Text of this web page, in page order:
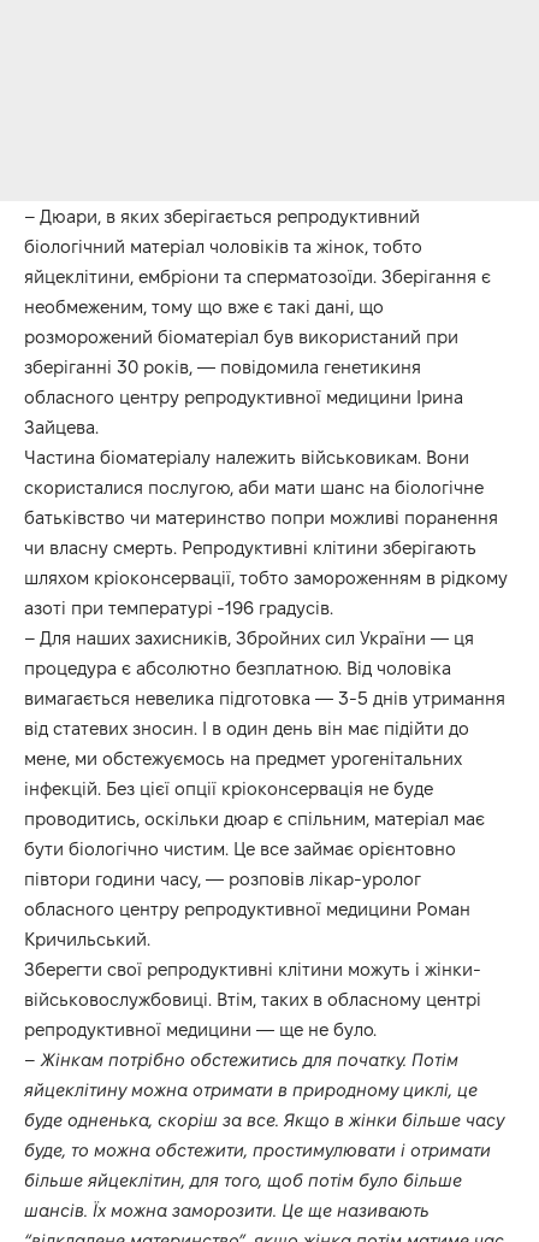
– Дюари, в яких зберігається репродуктивний
біологічний матеріал чоловіків та жінок, тобто
яйцеклітини, ембріони та сперматозоїди. Зберігання є
необмеженим, тому що вже є такі дані, що
розморожений біоматеріал був використаний при
зберіганні 30 років, — повідомила генетикиня
обласного центру репродуктивної медицини Ірина
Зайцева.
Частина біоматеріалу належить військовикам. Вони
скористалися послугою, аби мати шанс на біологічне
батьківство чи материнство попри можливі поранення
чи власну смерть. Репродуктивні клітини зберігають
шляхом кріоконсервації, тобто замороженням в рідкому
азоті при температурі -196 градусів.
– Для наших захисників, Збройних сил України — ця
процедура є абсолютно безплатною. Від чоловіка
вимагається невелика підготовка — 3-5 днів утримання
від статевих зносин. І в один день він має підійти до
мене, ми обстежуємось на предмет урогенітальних
інфекцій. Без цієї опції кріоконсервація не буде
проводитись, оскільки дюар є спільним, матеріал має
бути біологічно чистим. Це все займає орієнтовно
півтори години часу, — розповів лікар-уролог
обласного центру репродуктивної медицини Роман
Кричильський.
Зберегти свої репродуктивні клітини можуть і жінки-
військовослужбовиці. Втім, таких в обласному центрі
репродуктивної медицини — ще не було.
– Жінкам потрібно обстежитись для початку. Потім
яйцеклітину можна отримати в природному циклі, це
буде одненька, скоріш за все. Якщо в жінки більше часу
буде, то можна обстежити, простимулювати і отримати
більше яйцеклітин, для того, щоб потім було більше
шансів. Їх можна заморозити. Це ще називають